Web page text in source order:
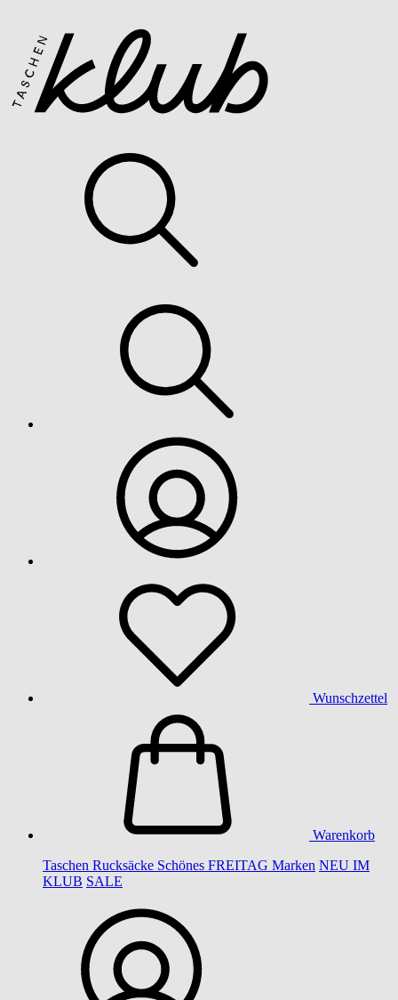
Wunschzettel
Warenkorb
Taschen Rucksäcke Schönes FREITAG Marken NEU IM
KLUB SALE